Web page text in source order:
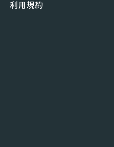
利用規約